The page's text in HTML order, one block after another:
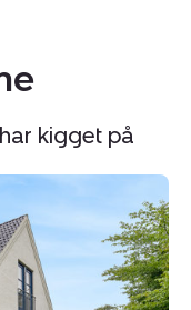
kigget på